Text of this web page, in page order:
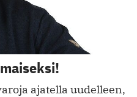
ajatella uudelleen,